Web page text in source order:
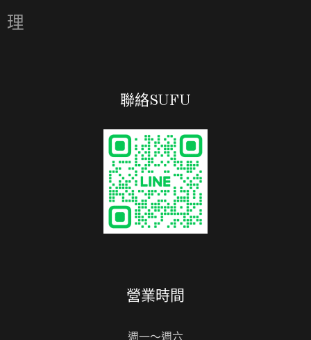
理
聯絡SUFU
營業時間
週一～週六